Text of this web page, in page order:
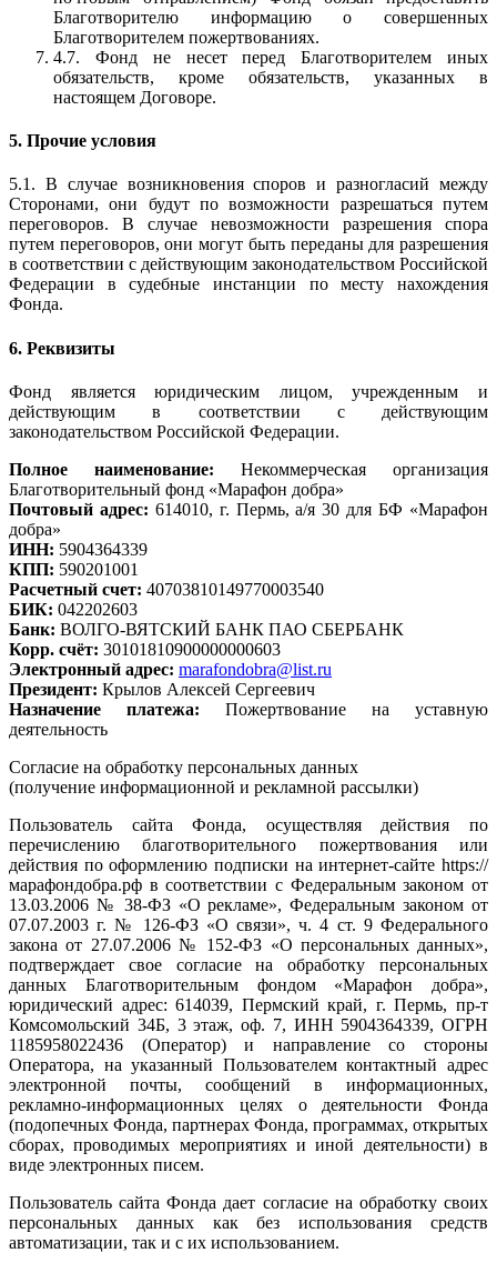
Благотворителю информацию о совершенных
Благотворителем пожертвованиях.
4.7. Фонд не несет перед Благотворителем иных
обязательств, кроме обязательств, указанных в
настоящем Договоре.
5. Прочие условия
5.1. В случае возникновения споров и разногласий между
Сторонами, они будут по возможности разрешаться путем
переговоров. В случае невозможности разрешения спора
путем переговоров, они могут быть переданы для разрешения
в соответствии с действующим законодательством Российской
Федерации в судебные инстанции по месту нахождения
Фонда.
6. Реквизиты
Фонд является юридическим лицом, учрежденным и
действующим в соответствии с действующим
законодательством Российской Федерации.
Полное наименование: Некоммерческая организация
Благотворительный фонд «Марафон добра»
Почтовый адрес: 614010, г. Пермь, а/я 30 для БФ «Марафон
добра»
ИНН: 5904364339
КПП: 590201001
Расчетный счет: 40703810149770003540
БИК: 042202603
Банк: ВОЛГО-ВЯТСКИЙ БАНК ПАО СБЕРБАНК
Корр. счёт: 30101810900000000603
Электронный адрес: marafondobra@list.ru
Президент: Крылов Алексей Сергеевич
Назначение платежа: Пожертвование на уставную
деятельность
Согласие на обработку персональных данных
(получение информационной и рекламной рассылки)
Пользователь сайта Фонда, осуществляя действия по
перечислению благотворительного пожертвования или
действия по оформлению подписки на интернет-сайте https://
марафондобра.рф в соответствии с Федеральным законом от
13.03.2006 № 38-ФЗ «О рекламе», Федеральным законом от
07.07.2003 г. № 126-ФЗ «О связи», ч. 4 ст. 9 Федерального
закона от 27.07.2006 № 152-ФЗ «О персональных данных»,
подтверждает свое согласие на обработку персональных
данных Благотворительным фондом «Марафон добра»,
юридический адрес: 614039, Пермский край, г. Пермь, пр-т
Комсомольский 34Б, 3 этаж, оф. 7, ИНН 5904364339, ОГРН
1185958022436 (Оператор) и направление со стороны
Оператора, на указанный Пользователем контактный адрес
электронной почты, сообщений в информационных,
рекламно-информационных целях о деятельности Фонда
(подопечных Фонда, партнерах Фонда, программах, открытых
сборах, проводимых мероприятиях и иной деятельности) в
виде электронных писем.
Пользователь сайта Фонда дает согласие на обработку своих
персональных данных как без использования средств
автоматизации, так и с их использованием.